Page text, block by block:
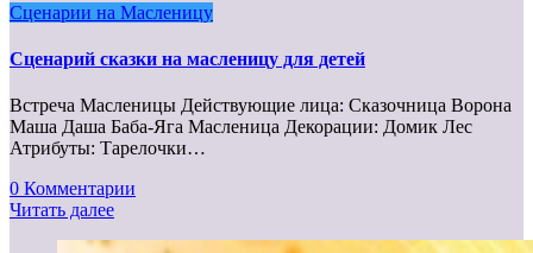
Сценарии на Масленицу
Сценарий сказки на масленицу для детей
Встреча Масленицы Действующие лица: Сказочница Ворона
Маша Даша Баба-Яга Масленица Декорации: Домик Лес
Атрибуты: Тарелочки…
0 Комментарии
Читать далее